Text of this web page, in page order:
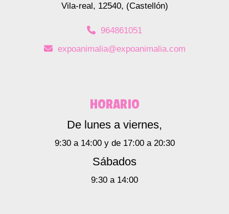
Vila-real, 12540, (Castellón)
964861051
expoanimalia
expoanimalia.com
HORARIO
De lunes a viernes,
9:30 a 14:00 y de 17:00 a 20:30
Sábados
9:30 a 14:00